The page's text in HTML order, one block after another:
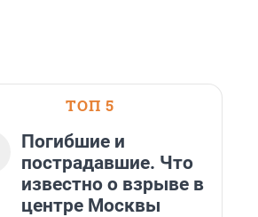
ТОП 5
Погибшие и
пострадавшие. Что
известно о взрыве в
центре Москвы